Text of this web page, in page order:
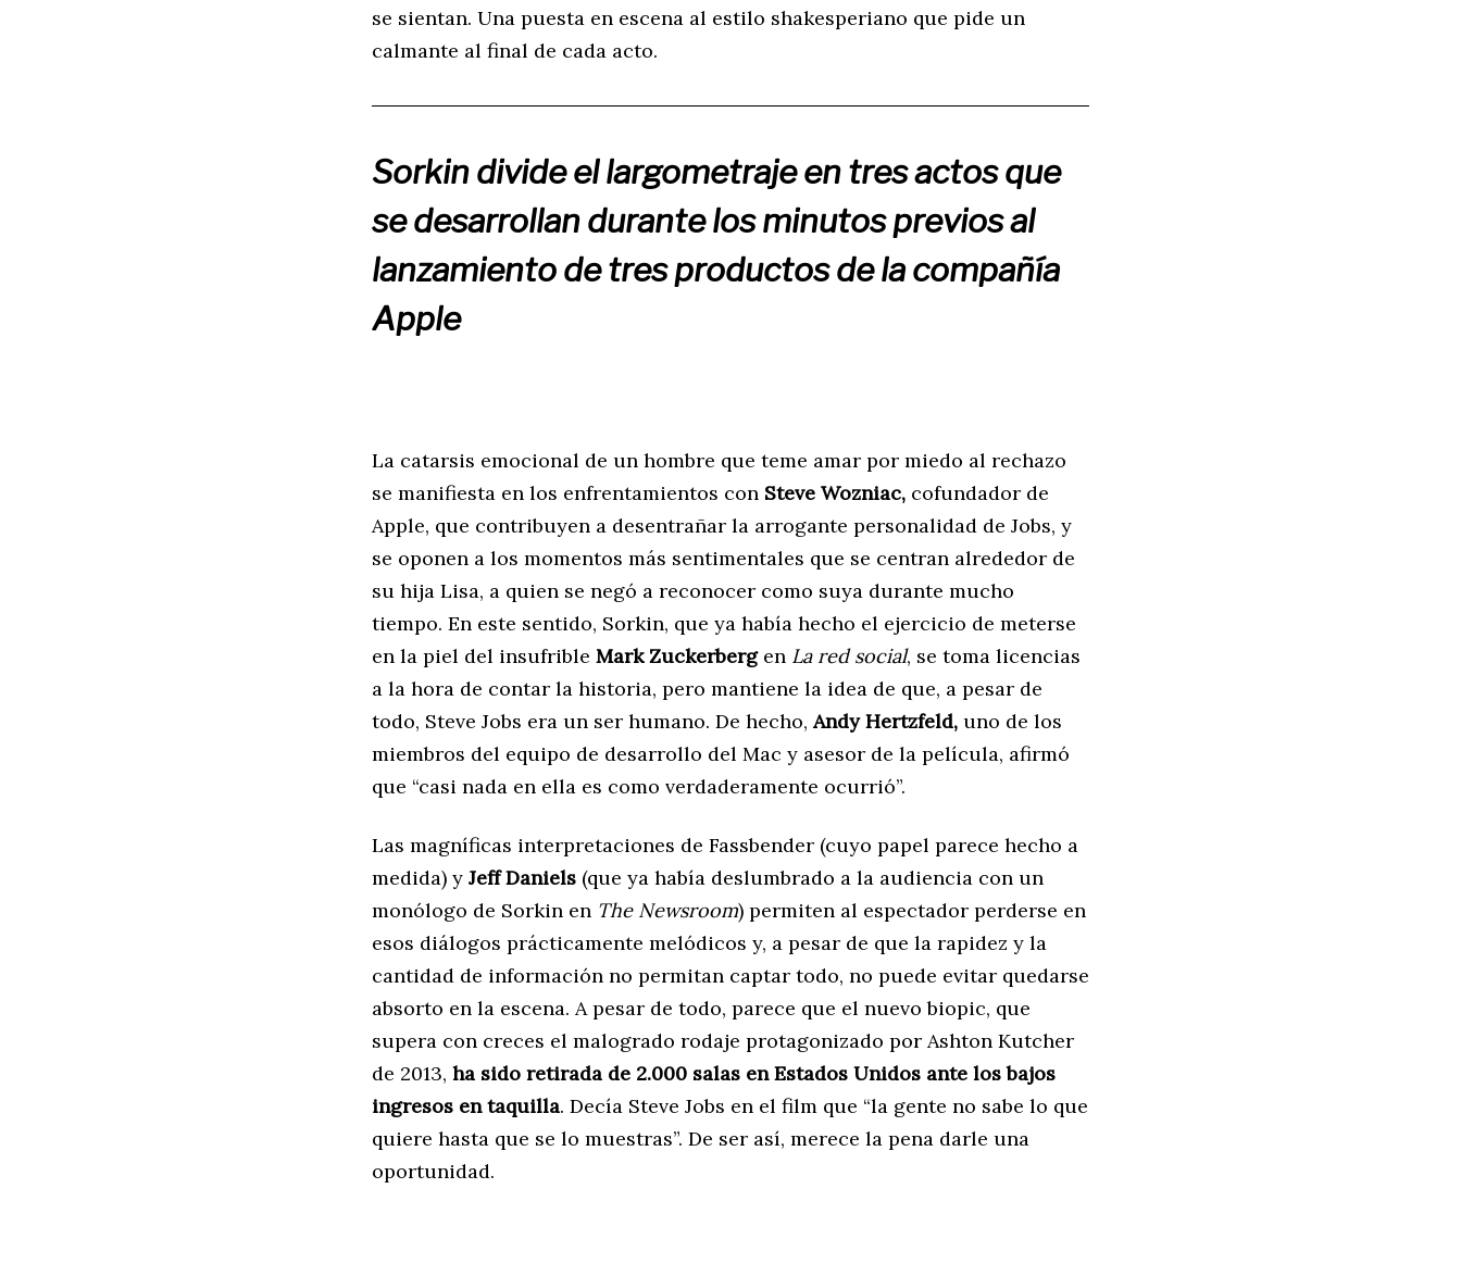
se sientan. Una puesta en escena al estilo shakesperiano que pide un
calmante al final de cada acto.
Sorkin divide el largometraje en tres actos que
se desarrollan durante los minutos previos al
lanzamiento de tres productos de la compañía
Apple
La catarsis emocional de un hombre que teme amar por miedo al rechazo
se manifiesta en los enfrentamientos con Steve Wozniac, cofundador de
Apple, que contribuyen a desentrañar la arrogante personalidad de Jobs, y
se oponen a los momentos más sentimentales que se centran alrededor de
su hija Lisa, a quien se negó a reconocer como suya durante mucho
tiempo. En este sentido, Sorkin, que ya había hecho el ejercicio de meterse
en la piel del insufrible Mark Zuckerbergen La red social, se toma licencias
a la hora de contar la historia, pero mantiene la idea de que, a pesar de
todo, Steve Jobs era un ser humano. De hecho,Andy Hertzfeld, uno de los
miembros del equipo de desarrollo del Mac y asesor de la película, afirmó
que “casi nada en ella es como verdaderamente ocurrió”.
Las magníficas interpretaciones de Fassbender (cuyo papel parece hecho a
medida) y Jeff Daniels (que ya había deslumbrado a la audiencia con un
monólogo de Sorkin en The Newsroom) permiten al espectador perderse en
esos diálogos prácticamente melódicos y, a pesar de que la rapidez y la
cantidad de información no permitan captar todo, no puede evitar quedarse
absorto en la escena. A pesar de todo, parece que el nuevo biopic, que
supera con creces el malogrado rodaje protagonizado por Ashton Kutcher
de 2013, ha sido retirada de 2.000 salas en Estados Unidos ante los bajos
ingresos en taquilla. Decía Steve Jobs en el film que “la gente no sabe lo que
quiere hasta que se lo muestras”. De ser así, merece la pena darle una
oportunidad.